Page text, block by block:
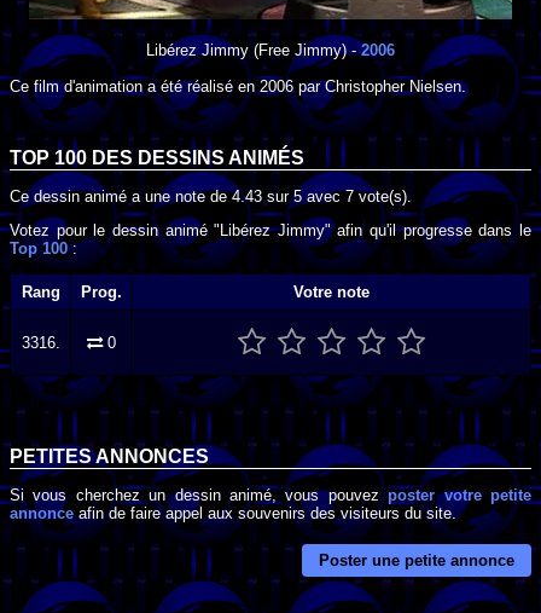
Libérez Jimmy (Free Jimmy) - 2006
Ce film d'animation a été réalisé en 2006 parChristopher Nielsen.
TOP 100 DES DESSINS ANIMÉS
Ce dessin animé a une note de4.43 sur5 avec7vote(s).
Votez pour le dessin animé "Libérez Jimmy" afin qu'il progresse dans le
Top 100:
Rang Prog. Votre note
3316. 0
PETITES ANNONCES
Si vous cherchez un dessin animé, vous pouvezposter votre petite
annonceafin de faire appel aux souvenirs des visiteurs du site.
Poster une petite annonce